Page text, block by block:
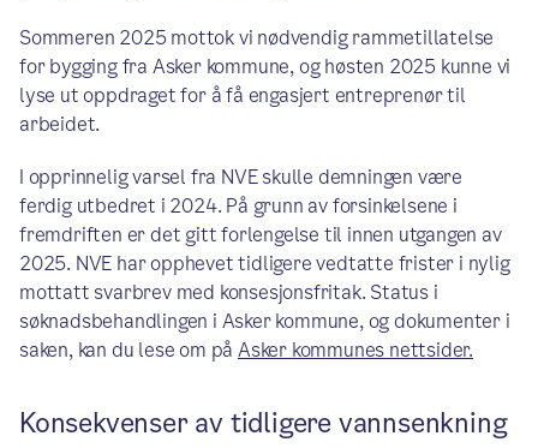
Sommeren 2025 mottok vi nødvendig rammetillatelse
for bygging fra Asker kommune, og høsten 2025 kunne vi
lyse ut oppdraget for å få engasjert entreprenør til
arbeidet.
I opprinnelig varsel fra NVE skulle demningen være
ferdig utbedret i 2024. På grunn av forsinkelsene i
fremdriften er det gitt forlengelse til innen utgangen av
2025. NVE har opphevet tidligere vedtatte frister i nylig
mottatt svarbrev med konsesjonsfritak. Status i
søknadsbehandlingen i Asker kommune, og dokumenter i
saken, kan du lese om påAsker kommunes nettsider.
Konsekvenser av tidligere vannsenkning